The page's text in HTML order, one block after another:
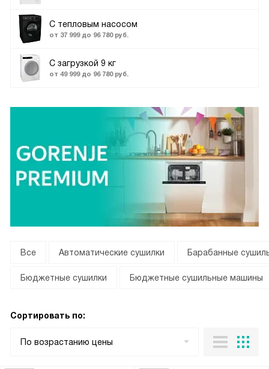
С тепловым насосом
от 37 999 до 96 780 руб.
C загрузкой 9 кг
от 49 999 до 96 780 руб.
Все Автоматические сушилки Барабанные
Бюджетные сушилки Бюджетные сушильные машины
Сортировать по:
По возрастанию цены